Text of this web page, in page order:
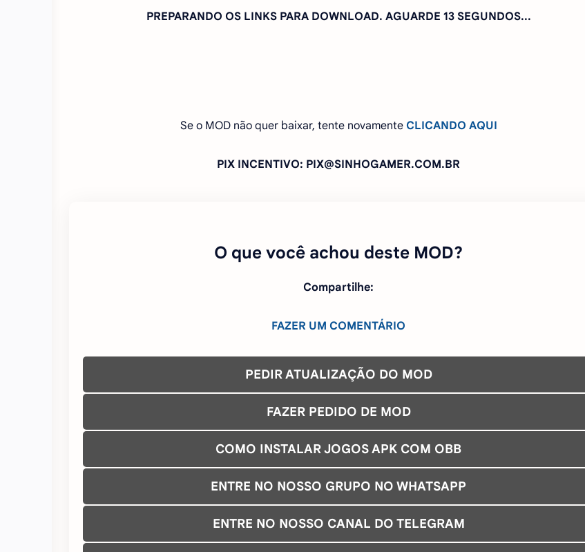
PREPARANDO OS LINKS PARA DOWNLOAD. AGUARDE 12 SEGUNDOS...
Se o MOD não quer baixar, tente novamente CLICANDO AQUI
PIX INCENTIVO: PIX@SINHOGAMER.COM.BR
O que você achou deste MOD?
Compartilhe:
FAZER UM COMENTÁRIO
PEDIR ATUALIZAÇÃO DO MOD
FAZER PEDIDO DE MOD
COMO INSTALAR JOGOS APK COM OBB
ENTRE NO NOSSO GRUPO NO WHATSAPP
ENTRE NO NOSSO CANAL DO TELEGRAM